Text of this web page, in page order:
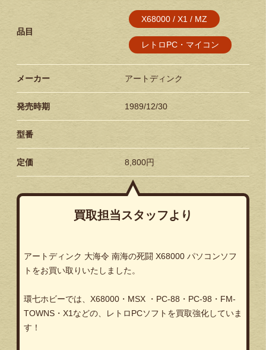
品目
X68000 / X1 / MZ
レトロPC・マイコン
メーカー アートディンク
発売時期 1989/12/30
型番
定価 8,800円
買取担当スタッフより
アートディンク 大海令 南海の死闘 X68000 パソコンソフ
トをお買い取りいたしました。
環七ホビーでは、X68000・MSX ・PC-88・PC-98・FM-
TOWNS・X1などの、レトロPCソフトを買取強化していま
す！